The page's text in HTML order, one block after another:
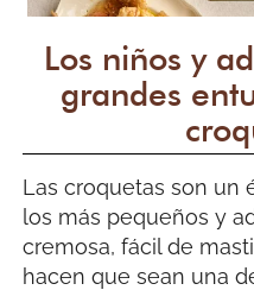
Los niños y
grandes
Las croquetas son un
los más pequeños y
cremosa, fácil de
hacen que sean una